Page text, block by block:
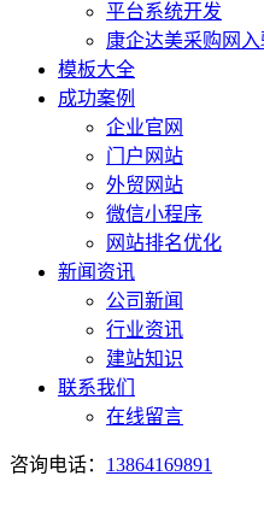
平台系统开发
康企达美采购网入
模板大全
成功案例
企业官网
门户网站
外贸网站
微信小程序
网站排名优化
新闻资讯
公司新闻
行业资讯
建站知识
联系我们
在线留言
咨询电话： 13864169891